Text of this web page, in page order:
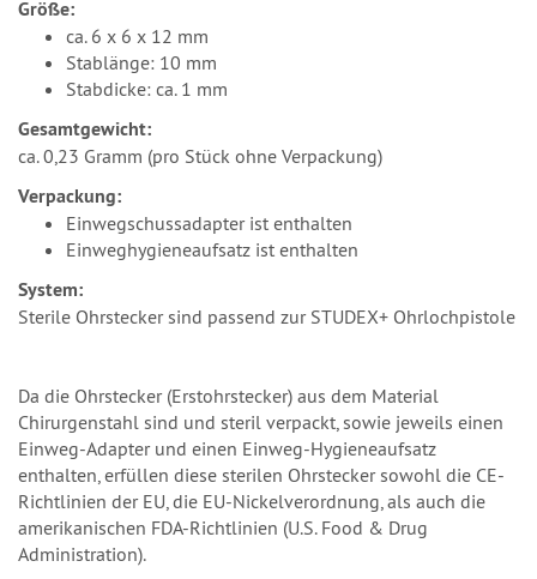
Größe:
ca. 6 x 6 x 12 mm
Stablänge: 10 mm
Stabdicke: ca. 1 mm
Gesamtgewicht:
ca. 0,23 Gramm (pro Stück ohne Verpackung)
Verpackung:
Einwegschussadapter ist enthalten
Einweghygieneaufsatz ist enthalten
System:
Sterile Ohrstecker sind passend zur STUDEX+ Ohrlochpistole
Da die Ohrstecker (Erstohrstecker) aus dem Material
Chirurgenstahl sind und steril verpackt, sowie jeweils einen
Einweg-Adapter und einen Einweg-Hygieneaufsatz
enthalten, erfüllen diese sterilen Ohrstecker sowohl die CE-
Richtlinien der EU, die EU-Nickelverordnung, als auch die
amerikanischen FDA-Richtlinien (U.S. Food & Drug
Administration).